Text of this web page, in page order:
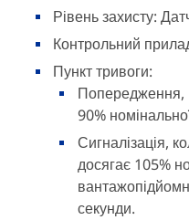
Рівень захисту:
Контрольний
Пункт тривоги:
Попередження,
90%
Сигналізація,
досягає 105%
секунди.